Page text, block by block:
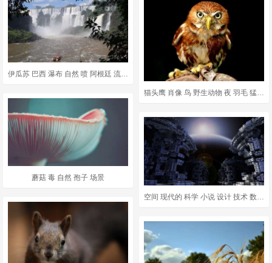
伊瓜苏 巴西 瀑布 自然 喷 阿根廷 流动 教科文组织世界遗产
蘑菇 毒 自然 孢子 场景
空间 现代的 科学 小说 设计 技术 数字的 未来派 有创造力的